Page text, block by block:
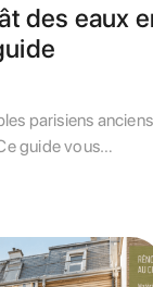
des eaux
parisiens anciens
guide vous
IRSI.